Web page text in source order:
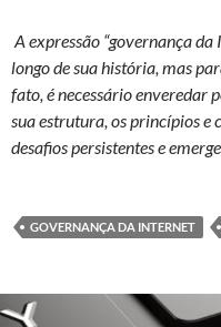
A expressão “governança
longo de sua história, mas
fato, é necessário enveredar
sua estrutura, os princípios e
desafios persistentes e
GOVERNANÇA DA INTERNET